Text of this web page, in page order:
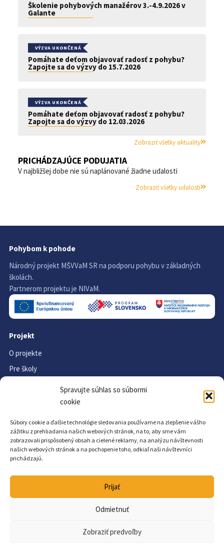
Spravujte súhlas so súbormi
cookie
Súbory cookie a ďalšie technológie sledovania používame na zlepšenie vášho
zážitku z prehliadania našich webových stránok, na to, aby sme vám
zobrazovali prispôsobený obsah a cielené reklamy, na analýzu návštevnosti
našich webových stránok a na pochopenie toho, odkiaľ naši návštevníci
prichádzajú.
Prijať
Odmietnuť
Zobraziť predvoľby
Školenie pohybových manažérov 3.-4.9.2026 v
Galante
VÝZVA UKONČENÁ
Pomáhate deťom objavovať radosť z pohybu?
Zapojte sa do výzvy do 15.7.2026
VÝZVA UKONČENÁ
Pomáhate deťom objavovať radosť z pohybu?
Zapojte sa do výzvy do 12.03.2026
Zobraziť všetky aktuality
PRICHÁDZAJÚCE PODUJATIA
V najbližšej dobe nie sú naplánované žiadne udalosti
Zobraziť všetky udalosti
Pohybom k pohode
Národný projekt MŠVVaM SR na podporu pohybu v základných
školách.
Partnerom projektu je NIVaM.
Projekt
O projekte
Pre školy
Materiály na stiahnutie
Aktuality
Kontakt a informácie
Vyhlásenie o prístupnosti